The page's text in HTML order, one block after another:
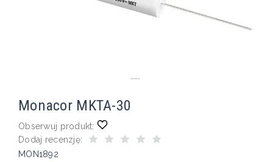
Monacor MKTA-30
Obserwuj produkt:
Dodaj recenzję:
MON1892